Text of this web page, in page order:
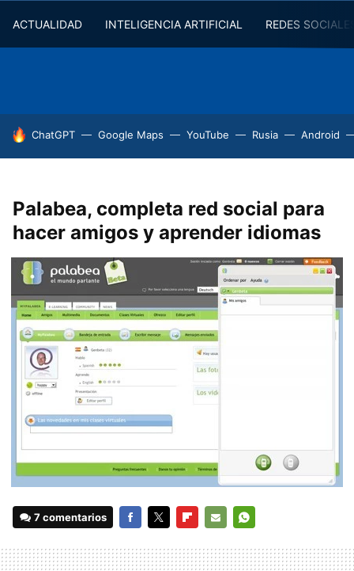
ACTUALIDAD INTELIGENCIA ARTIFICIAL REDES
HOY SE HABLA DE
ChatGPT Google Maps YouTube Rusia Android
Palabea, completa red social para
hacer amigos y aprender idiomas
7 comentarios
MAIL